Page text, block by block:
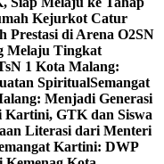
Kejurkot Catur
Prestasi di Arena O2SN
Melaju Tingkat
1 Kota Malang:
SpiritualSemangat
Menjadi Generasi
Kartini, GTK dan Siswa
Literasi dari Menteri
Kartini: DWP